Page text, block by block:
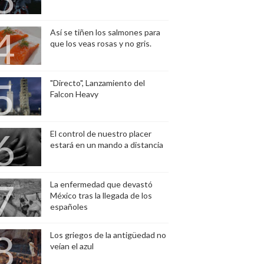
Así se tiñen los salmones para
que los veas rosas y no gris.
"Directo", Lanzamiento del
Falcon Heavy
El control de nuestro placer
estará en un mando a distancia
La enfermedad que devastó
México tras la llegada de los
españoles
Los griegos de la antigüedad no
veían el azul